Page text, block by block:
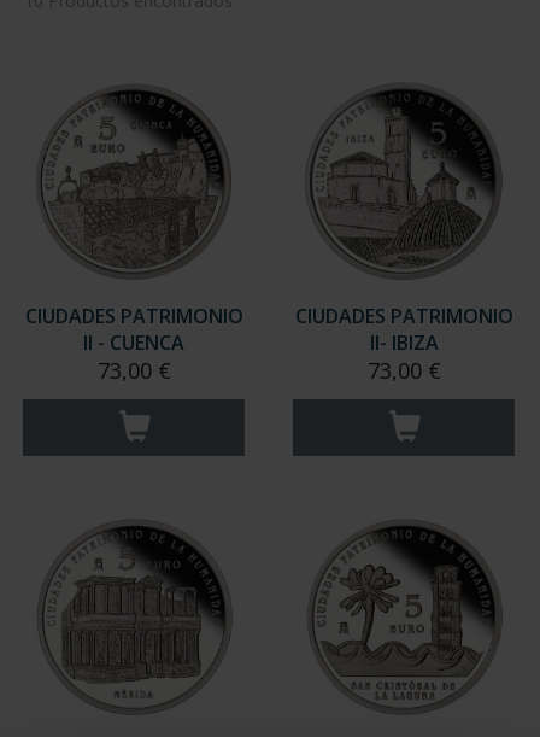
CIUDADES PATRIMONIO
II - CUENCA
73,00 €
CIUDADES PATRIMONIO
II- IBIZA
73,00 €